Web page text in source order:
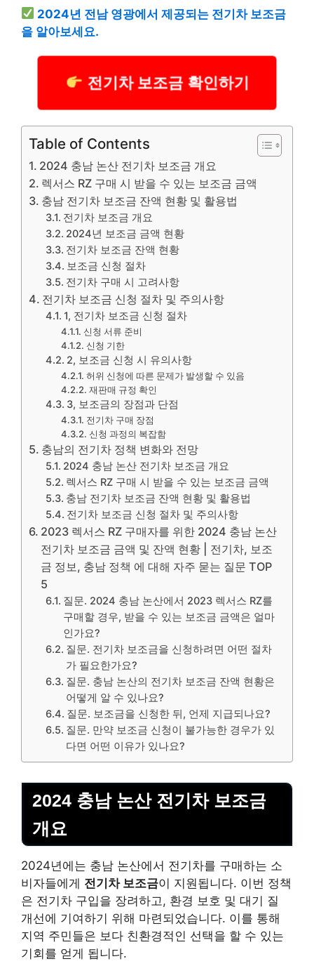
2024년 전남 영광에서 제공되는 전기차 보조금
을 알아보세요.
전기차 보조금 확인하기
Table of Contents
2024 충남 논산 전기차 보조금 개요
렉서스 RZ 구매 시 받을 수 있는 보조금 금액
충남 전기차 보조금 잔액 현황 및 활용법
전기차 보조금 개요
2024년 보조금 금액 현황
전기차 보조금 잔액 현황
보조금 신청 절차
전기차 구매 시 고려사항
전기차 보조금 신청 절차 및 주의사항
1, 전기차 보조금 신청 절차
신청 서류 준비
신청 기한
2, 보조금 신청 시 유의사항
허위 신청에 따른 문제가 발생할 수 있음
재판매 규정 확인
3, 보조금의 장점과 단점
전기차 구매 장점
신청 과정의 복잡함
충남의 전기차 정책 변화와 전망
2024 충남 논산 전기차 보조금 개요
렉서스 RZ 구매 시 받을 수 있는 보조금 금액
충남 전기차 보조금 잔액 현황 및 활용법
전기차 보조금 신청 절차 및 주의사항
2023 렉서스 RZ 구매자를 위한 2024 충남 논산
전기차 보조금 금액 및 잔액 현황 | 전기차, 보조
금 정보, 충남 정책 에 대해 자주 묻는 질문 TOP
5
질문. 2024 충남 논산에서 2023 렉서스 RZ를
구매할 경우, 받을 수 있는 보조금 금액은 얼마
인가요?
질문. 전기차 보조금을 신청하려면 어떤 절차
가 필요한가요?
질문. 충남 논산의 전기차 보조금 잔액 현황은
어떻게 알 수 있나요?
질문. 보조금을 신청한 뒤, 언제 지급되나요?
질문. 만약 보조금 신청이 불가능한 경우가 있
다면 어떤 이유가 있나요?
2024 충남 논산 전기차 보조금
개요
2024년에는 충남 논산에서 전기차를 구매하는 소
비자들에게 전기차 보조금이 지원됩니다. 이번 정책
은 전기차 구입을 장려하고, 환경 보호 및 대기 질
개선에 기여하기 위해 마련되었습니다. 이를 통해
지역 주민들은 보다 친환경적인 선택을 할 수 있는
기회를 얻게 됩니다.